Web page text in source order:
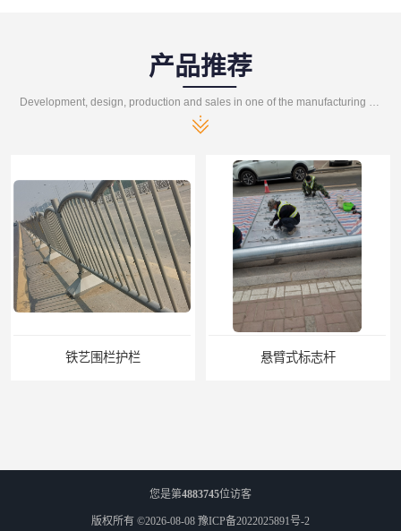
产品推荐
铁艺围栏护栏 悬臂式标志杆
您是第4883745位访客
版权所有 ©2026-08-08 豫ICP备2022025891号-2